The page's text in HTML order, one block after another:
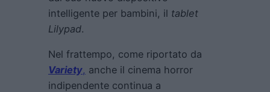
intelligente per bambini, il tablet
Lilypad.
Nel frattempo, come riportato da
Variety, anche il cinema horror
indipendente continua a